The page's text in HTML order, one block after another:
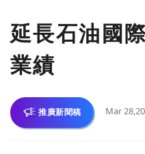
延長石油國
業績
推廣新聞稿 Mar